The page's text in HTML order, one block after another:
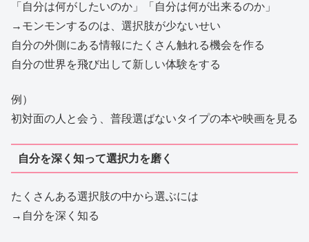
「自分は何がしたいのか」「自分は何が出来るのか」
→モンモンするのは、選択肢が少ないせい
自分の外側にある情報にたくさん触れる機会を作る
自分の世界を飛び出して新しい体験をする
例）
初対面の人と会う、普段選ばないタイプの本や映画を見る
自分を深く知って選択力を磨く
たくさんある選択肢の中から選ぶには
→自分を深く知る